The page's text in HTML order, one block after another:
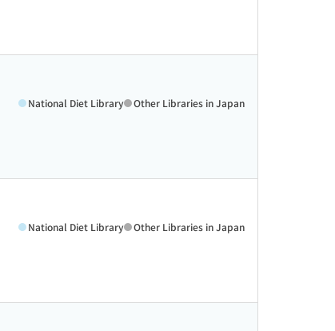
National Diet Library Other Libraries in Japan
National Diet Library Other Libraries in Japan